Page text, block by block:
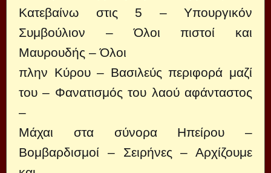
Κατεβαίνω στις 5 – Υπουργικόν
Συμβούλιον – Όλοι πιστοί και
Μαυρουδής – Όλοι
πλην Κύρου – Βασιλεύς περιφορά μαζί
του – Φανατισμός του λαού αφάνταστος
–
Μάχαι στα σύνορα Ηπείρου –
Βομβαρδισμοί – Σειρήνες – Αρχίζουμε